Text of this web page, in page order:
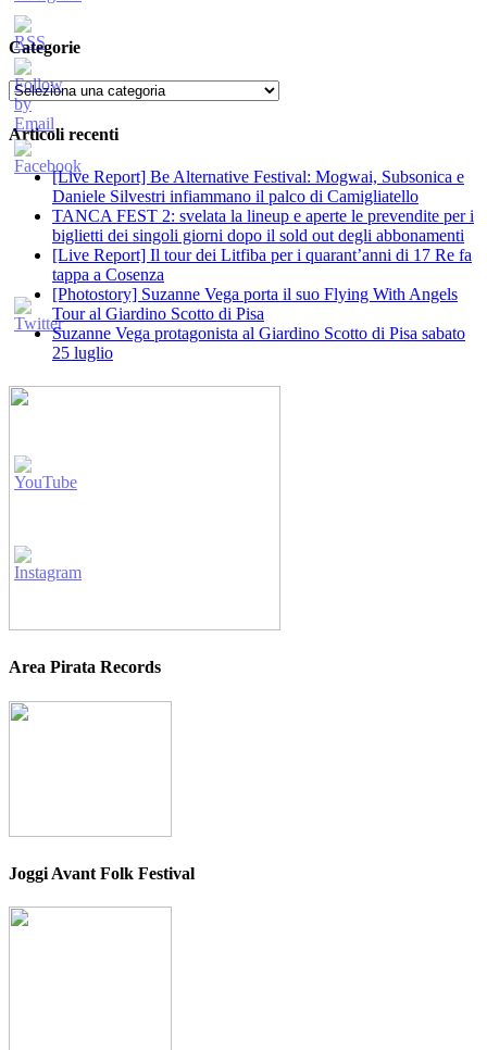
Categorie
Categorie
Articoli recenti
[Live Report] Be Alternative Festival: Mogwai, Subsonica e
Daniele Silvestri infiammano il palco di Camigliatello
TANCA FEST 2: svelata la lineup e aperte le prevendite per i
biglietti dei singoli giorni dopo il sold out degli abbonamenti
[Live Report] Il tour dei Litfiba per i quarant’anni di 17 Re fa
tappa a Cosenza
[Photostory] Suzanne Vega porta il suo Flying With Angels
Tour al Giardino Scotto di Pisa
Suzanne Vega protagonista al Giardino Scotto di Pisa sabato
25 luglio
Area Pirata Records
Joggi Avant Folk Festival